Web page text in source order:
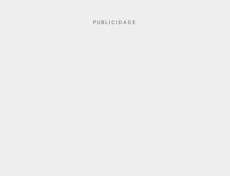
PUBLICIDADE